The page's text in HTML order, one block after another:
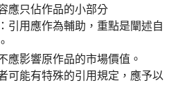
應只佔作品的小部分
引用應作為輔助，重點是闡述自
應影響原作品的市場價值。
可能有特殊的引用規定，應予以